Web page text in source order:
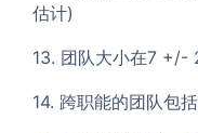
估计)
13. 团队大小在7 +/-
14. 跨职能的团队包